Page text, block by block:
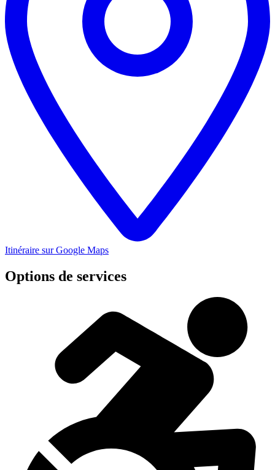
Itinéraire sur Google Maps
Options de services